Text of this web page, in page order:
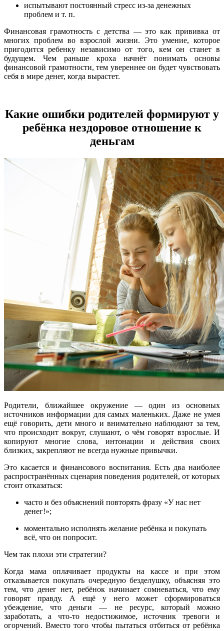
испытывают постоянный стресс из-за денежных
проблем и т. п.
Финансовая грамотность с детства — это как прививка от
многих проблем во взрослой жизни. Это умение, которое
пригодится ребенку независимо от того, кем он станет в
будущем. Чем раньше кроха начнёт понимать основы
финансовой грамотности, тем увереннее он будет чувствовать
себя в мире денег, когда вырастет.
Какие ошибки родителей формируют у
ребёнка нездоровое отношение к
деньгам
Родители, ближайшее окружение — один из основных
источников информации для самых маленьких. Даже не умея
ещё говорить, дети много и внимательно наблюдают за тем,
что происходит вокруг, слушают, о чём говорят взрослые. И
копируют многие слова, интонации и действия своих
близких, закрепляют не всегда нужные привычки.
Это касается и финансового воспитания. Есть два наиболее
распространённых сценария поведения родителей, от которых
стоит отказаться:
часто и без объяснений повторять фразу «У нас нет
денег!»;
моментально исполнять желание ребёнка и покупать
всё, что он попросит.
Чем так плохи эти стратегии?
Когда мама оплачивает продукты на кассе и при этом
отказывается покупать очередную безделушку, объясняя это
тем, что денег нет, ребёнок начинает сомневаться, что ему
говорят правду. А ещё у него может сформироваться
убеждение, что деньги — не ресурс, который можно
заработать, а что-то недостижимое, источник тревоги и
огорчений. Вместо того чтобы пытаться отбиться от ребёнка